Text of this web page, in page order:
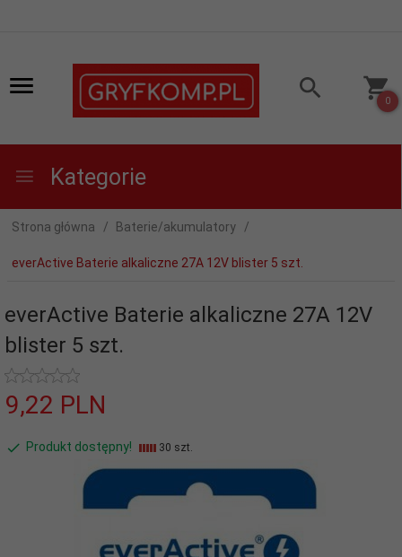
0
Kategorie
Strona główna Baterie/akumulatory
everActive Baterie alkaliczne 27A 12V blister 5 szt.
everActive Baterie alkaliczne 27A 12V
blister 5 szt.
9,22 PLN
Produkt dostępny! 30 szt.